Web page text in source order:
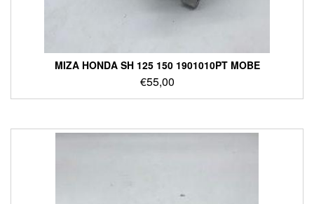
ΜΙΖΑ HONDA SH 125 150 1901010PT MOBE
€55,00